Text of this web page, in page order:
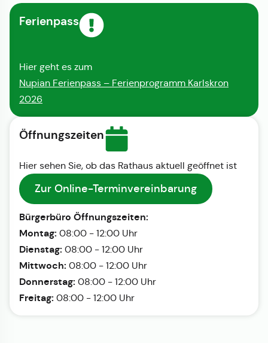
Ferienpass
Hier geht es zum
Nupian Ferienpass – Ferienprogramm Karlskron
2026
Öffnungszeiten
Hier sehen Sie, ob das Rathaus aktuell geöffnet ist
Zur Online-Terminvereinbarung
Bürgerbüro Öffnungszeiten:
Montag: 08:00 - 12:00 Uhr
Dienstag: 08:00 - 12:00 Uhr
Mittwoch: 08:00 - 12:00 Uhr
Donnerstag: 08:00 - 12:00 Uhr
Freitag: 08:00 - 12:00 Uhr